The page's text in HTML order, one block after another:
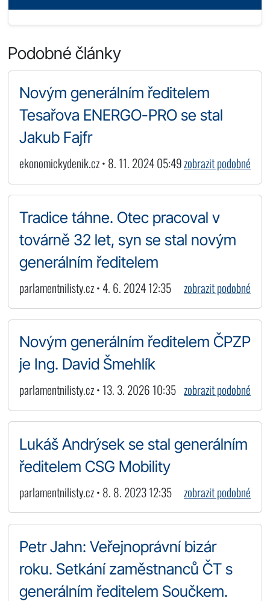
Podobné články
Novým generálním ředitelem
Tesařova ENERGO-PRO se stal
Jakub Fajfr
ekonomickydenik.cz • 8. 11. 2024 05:49zobrazit podobné
Tradice táhne. Otec pracoval v
továrně 32 let, syn se stal novým
generálním ředitelem
parlamentnilisty.cz • 4. 6. 2024 12:35 zobrazit podobné
Novým generálním ředitelem ČPZP
je Ing. David Šmehlík
parlamentnilisty.cz • 13. 3. 2026 10:35 zobrazit podobné
Lukáš Andrýsek se stal generálním
ředitelem CSG Mobility
parlamentnilisty.cz • 8. 8. 2023 12:35 zobrazit podobné
Petr Jahn: Veřejnoprávní bizár
roku. Setkání zaměstnanců ČT s
generálním ředitelem Součkem.